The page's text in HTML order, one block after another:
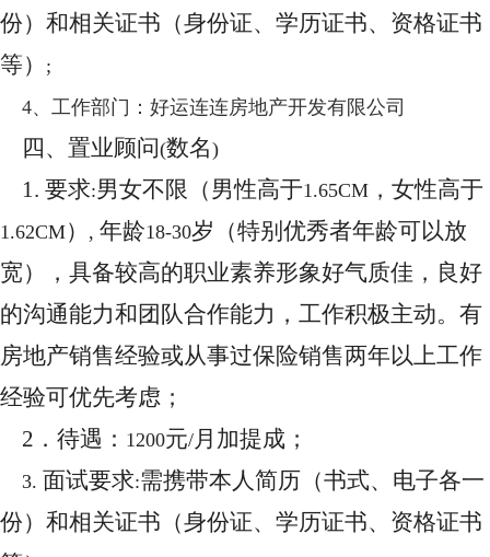
份）和相关证书（身份证、学历证书、资格证书
等）
;
4、工作部门：好运连连房地产开发有限公司
四、置业顾问(数名)
1. 要求:男女不限（男性高于1.65CM ，女性高于
1.62CM） , 年龄18-30岁（特别优秀者年龄可以放
宽），具备较高的职业素养形象好气质佳，良好
的沟通能力和团队合作能力，工作积极主动。有
房地产销售经验或从事过保险销售两年以上工作
经验可优先考虑；
2 ．待遇： 1200元/月加提成；
3. 面试要求:需携带本人简历（书式、电子各一
份）和相关证书（身份证、学历证书、资格证书